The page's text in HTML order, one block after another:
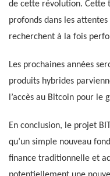
de cette révolution. Cette
profonds dans les
recherchent à la fois
Les prochaines années
produits hybrides
l’accès au Bitcoin pour
En conclusion, le projet
qu’un simple nouveau
finance traditionnelle et